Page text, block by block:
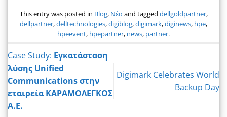
This entry was posted in Blog, Νέα and tagged dellgoldpartner,
dellpartner,delltechnologies,digiblog,digimark,diginews, hpe,
hpeevent, hpepartner, news, partner.
Case Study: Εγκατάσταση
λύσης Unified
Communications στην
εταιρεία ΚΑΡΑΜΟΛΕΓΚΟΣ
Α.Ε.
Digimark Celebrates World
Backup Day